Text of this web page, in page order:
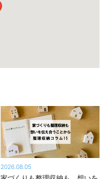
2026.08.05